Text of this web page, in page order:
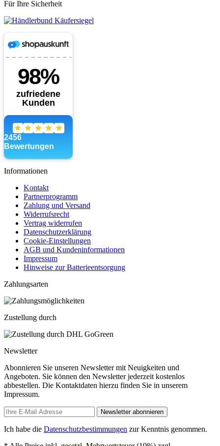
Für Ihre Sicherheit
Informationen
Kontakt
Partnerprogramm
Zahlung und Versand
Widerrufsrecht
Vertrag widerrufen
Datenschutzerklärung
Cookie-Einstellungen
AGB und Kundeninformationen
Impressum
Hinweise zur Batterieentsorgung
Zahlungsarten
Zustellung durch
Newsletter
Abonnieren Sie unseren Newsletter mit Neuigkeiten und
Angeboten. Sie können den Newsletter jederzeit kostenlos
abbestellen. Die Kontaktdaten hierzu finden Sie in unserem
Impressum.
Newsletter abonnieren
Ich habe die Datenschutzbestimmungen zur Kenntnis genommen.